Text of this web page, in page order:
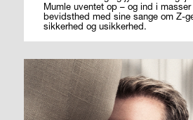
Mumle uventet op – og ind i
bevidsthed med sine sange om ­Z-
sikkerhed og usikkerhed.